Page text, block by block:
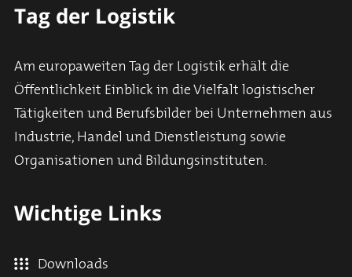
Tag der Logistik
Am europaweiten Tag der Logistik erhält die
Öffentlichkeit Einblick in die Vielfalt logistischer
Tätigkeiten und Berufsbilder bei Unternehmen aus
Industrie, Handel und Dienstleistung sowie
Organisationen und Bildungsinstituten.
Wichtige Links
Downloads